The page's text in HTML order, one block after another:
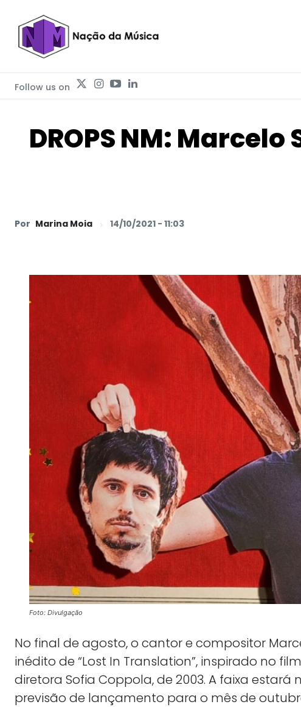
Follow us on
DROPS NM:
Por Marina Moia 14/10/2021 - 11:03
Foto: Divulgação
No final de agosto, o cantor e compositor
inédito de “Lost In Translation”, inspirado no
diretora Sofia Coppola, de 2003. A faixa estará
previsão de lançamento para o mês de